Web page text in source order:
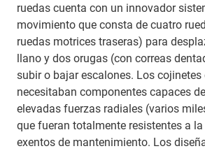
ruedas cuenta con un innovador
movimiento que consta de cuatro
ruedas motrices traseras) para
llano y dos orugas (con correas
subir o bajar escalones. Los cojinetes
necesitaban componentes capaces
elevadas fuerzas radiales (varios
que fueran totalmente resistentes a
exentos de mantenimiento. Los